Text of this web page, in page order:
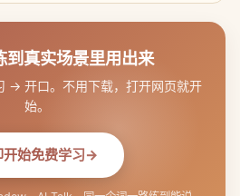
真实场景里用出来
→ 开口。不用下载，打开网页就开
始。
开始免费学习